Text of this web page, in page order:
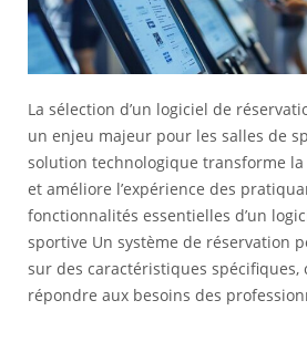
La sélection d’un logiciel de
un enjeu majeur pour les salles de
solution technologique transforme
et améliore l’expérience des
fonctionnalités essentielles d’un
sportive Un système de réservation
sur des caractéristiques spécifiques,
répondre aux besoins des